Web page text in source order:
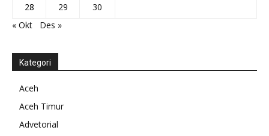
28
29
30
« Okt
Des »
Kategori
Aceh
Aceh Timur
Advetorial